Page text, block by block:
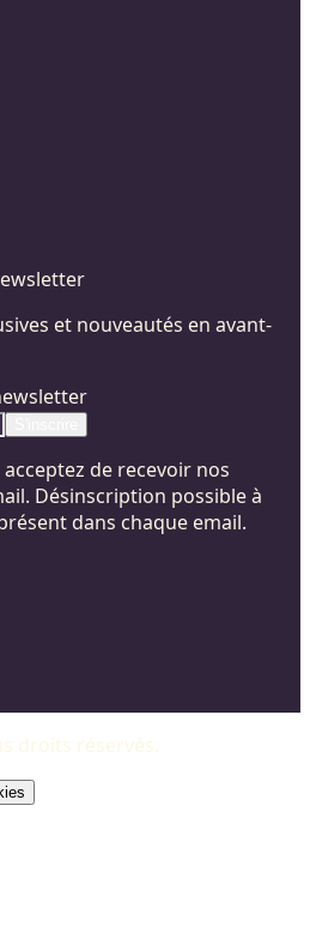
et nouveautés en avant-
de recevoir nos
Désinscription possible à
dans chaque email.
droits réservés.